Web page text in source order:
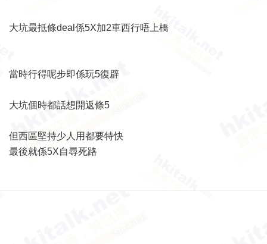
大坑最抵條deal係5X加2車西行唔上橋
當時行得呢步即係玩5復辟
大坑個時都話想開返條5
但西區堅持少人用都要特快
最後就係5X自尋死路